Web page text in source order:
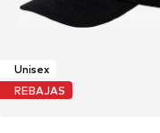
Unisex
REBAJAS